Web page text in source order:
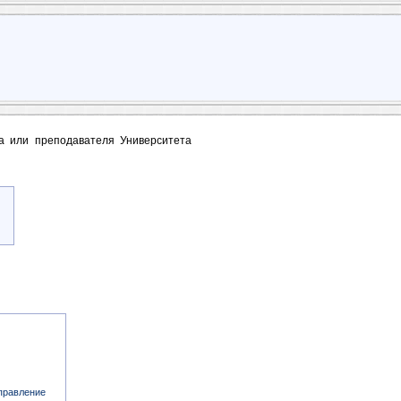
или преподавателя Университета